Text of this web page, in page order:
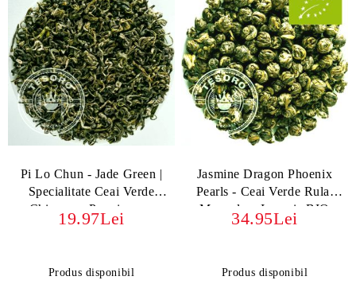
Pi Lo Chun - Jade Green |
Specialitate Ceai Verde
Chinezesc Premium cu
Istorie și Aromă
19.97Lei
Produs disponibil
Jasmine Dragon Phoenix
Pearls - Ceai Verde Rulat
Manual cu Iasomie BIO
ORGANIC
34.95Lei
Produs disponibil